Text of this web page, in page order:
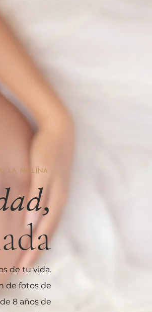
LA MOLINA
de tu vida.
de fotos de
8 años de